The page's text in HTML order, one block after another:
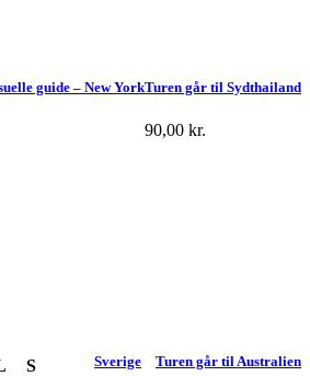
Turen går til Sydthailand
90,00 kr.
guide – New York
Turen går til Australien
Sverige
S